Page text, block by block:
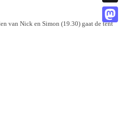
van Nick en Simon (19.30) gaat de tent
a
c
X